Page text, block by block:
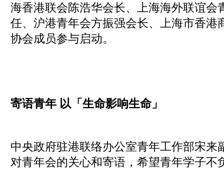
海香港联会陈浩华会长、上海海外联谊会
任、沪港青年会方振强会长、上海市香港
协会成员参与启动。
寄语青年 以「生命影响生命」
中央政府驻港联络办公室青年工作部宋来
对青年会的关心和寄语，希望青年学子不